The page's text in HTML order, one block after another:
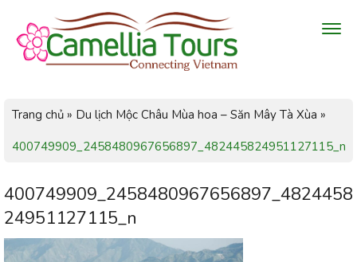
Trang chủ » Du lịch Mộc Châu Mùa hoa – Săn Mây Tà Xùa »
400749909_2458480967656897_482445824951127115_n
400749909_2458480967656897_4824458
24951127115_n